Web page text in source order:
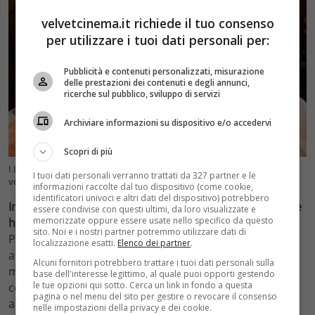
I Leoni di Sicilia, tutto sulla nuova serie (Foto da IG @paoologenoves –
velvetcinema.it)
In brevissimo tempo riescono ad ottenere tutto ciò che
hanno sempre bramatoe in modo particolare i fratelli
Paolo e Ignazio sono in grado di far guadagnare lustro
alla loro bottega di spezie, facendola diventare la
migliore della città. Solo successivamente iniziano a
commerciare zolfo, acquistano case terreni e creano
anche una compagnia di navigazione.
velvetcinema.it richiede il tuo consenso
per utilizzare i tuoi dati personali per:
Pubblicità e contenuti personalizzati, misurazione
delle prestazioni dei contenuti e degli annunci,
ricerche sul pubblico, sviluppo di servizi
Archiviare informazioni su dispositivo e/o accedervi
Scopri di più
I tuoi dati personali verranno trattati da 327 partner e le
informazioni raccolte dal tuo dispositivo (come cookie,
identificatori univoci e altri dati del dispositivo) potrebbero
essere condivise con questi ultimi, da loro visualizzate e
memorizzate oppure essere usate nello specifico da questo
sito. Noi e i nostri partner potremmo utilizzare dati di
localizzazione esatti. Elenco dei partner.
Alcuni fornitori potrebbero trattare i tuoi dati personali sulla
base dell'interesse legittimo, al quale puoi opporti gestendo
le tue opzioni qui sotto. Cerca un link in fondo a questa
pagina o nel menu del sito per gestire o revocare il consenso
nelle impostazioni della privacy e dei cookie.